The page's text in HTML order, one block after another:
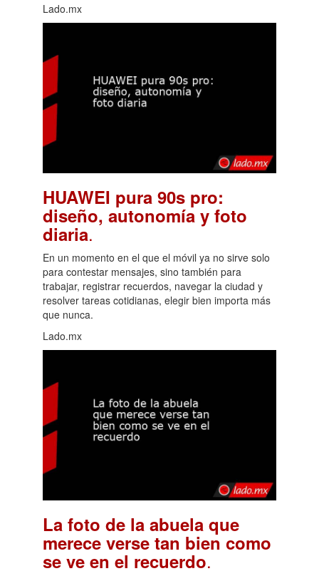
Lado.mx
HUAWEI pura 90s pro:
diseño, autonomía y foto
diaria.
En un momento en el que el móvil ya no sirve solo
para contestar mensajes, sino también para
trabajar, registrar recuerdos, navegar la ciudad y
resolver tareas cotidianas, elegir bien importa más
que nunca.
Lado.mx
La foto de la abuela que
merece verse tan bien como
se ve en el recuerdo.